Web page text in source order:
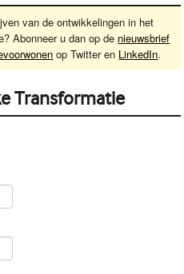
van de ontwikkelingen in het
Abonneer u dan op de nieuwsbrief
op Twitter en LinkedIn.
Transformatie